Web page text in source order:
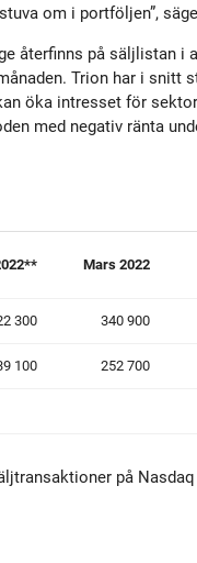
om i portföljen”,
återfinns på säljlistan i
Trion har i snitt
öka intresset för
med negativ ränta
Mars 2022
300 340 900
100 252 700
på